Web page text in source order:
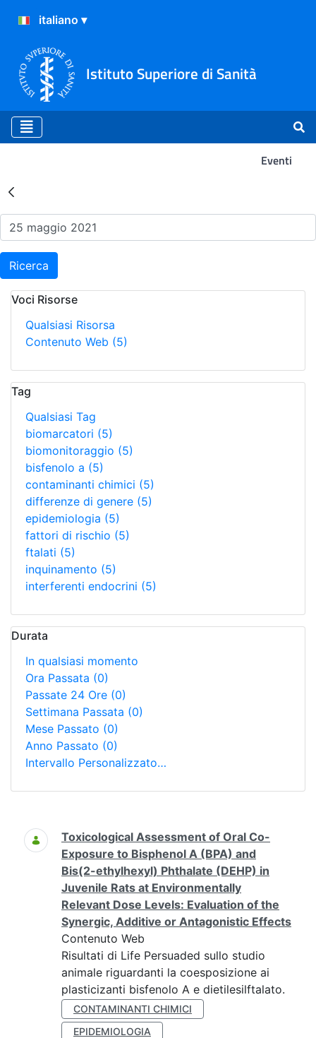
Istituto Superiore di Sanità
Eventi
Risultati della Ricerca -
Ricerca
Voci Risorse
Qualsiasi Risorsa
Contenuto Web (5)
Tag
Qualsiasi Tag
biomarcatori (5)
biomonitoraggio (5)
bisfenolo a (5)
contaminanti chimici (5)
differenze di genere (5)
epidemiologia (5)
fattori di rischio (5)
ftalati (5)
inquinamento (5)
interferenti endocrini (5)
Durata
In qualsiasi momento
Ora Passata (0)
Passate 24 Ore (0)
Settimana Passata (0)
Mese Passato (0)
Anno Passato (0)
Intervallo Personalizzato…
Ricerca
Toxicological Assessment of Oral Co-
Exposure to Bisphenol A (BPA) and
Bis(2-ethylhexyl) Phthalate (DEHP) in
Juvenile Rats at Environmentally
Relevant Dose Levels: Evaluation of the
Synergic, Additive or Antagonistic Effects
Contenuto Web
Risultati di Life Persuaded sullo studio
animale riguardanti la coesposizione ai
plasticizanti bisfenolo A e dietilesilftalato.
CONTAMINANTI CHIMICI
EPIDEMIOLOGIA